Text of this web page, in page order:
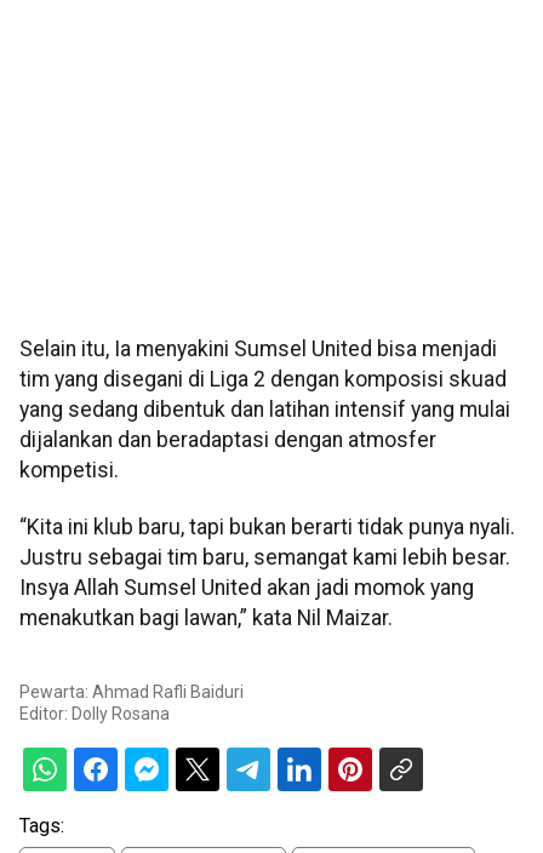
Selain itu, Ia menyakini Sumsel United bisa menjadi
tim yang disegani di Liga 2 dengan komposisi skuad
yang sedang dibentuk dan latihan intensif yang mulai
dijalankan dan beradaptasi dengan atmosfer
kompetisi.
“Kita ini klub baru, tapi bukan berarti tidak punya nyali.
Justru sebagai tim baru, semangat kami lebih besar.
Insya Allah Sumsel United akan jadi momok yang
menakutkan bagi lawan,” kata Nil Maizar.
Pewarta: Ahmad Rafli Baiduri
Editor: Dolly Rosana
Tags: